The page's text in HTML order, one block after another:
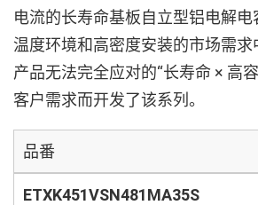
电流的长寿命基板自立型铝电解
温度环境和高密度安装的市场需
产品无法完全应对的“长寿命 × 高
客户需求而开发了该系列。
品番
ETXK451VSN481MA35S